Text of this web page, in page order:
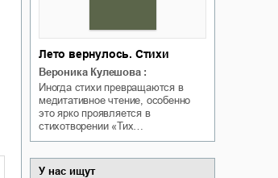
Лето вернулось. Стихи
Вероника Кулешова :
Иногда стихи превращаются в
медитативное чтение, особенно
это ярко проявляется в
стихотворении «Тих…
У нас ищут